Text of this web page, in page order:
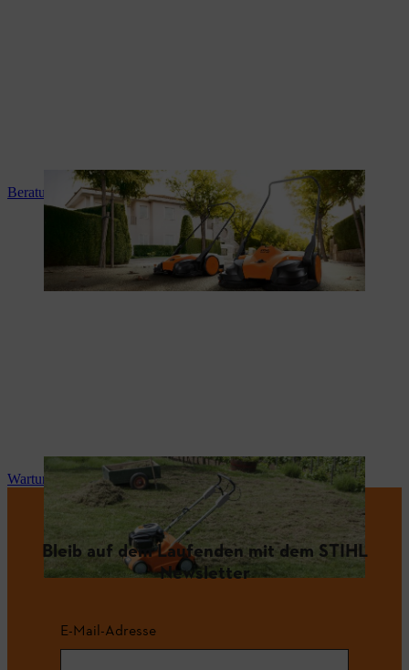
Beratung und Produkteinweisung
Wartung und Reparatur
Bleib auf dem Laufenden mit dem STIHL
Newsletter
E-Mail-Adresse